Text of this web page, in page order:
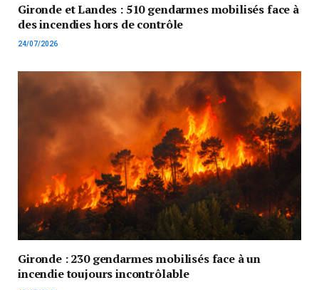
Gironde et Landes : 510 gendarmes mobilisés face à
des incendies hors de contrôle
24/07/2026
Gironde : 230 gendarmes mobilisés face à un
incendie toujours incontrôlable